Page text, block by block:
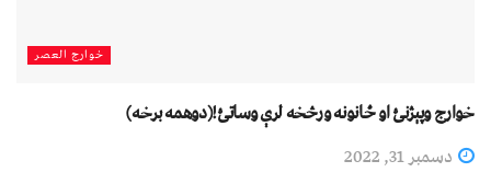
خوارج العصر
خوارج وپېژنئ او ځانونه ورڅخه ﻟﺮﯤ وﺳﺎﺗﺊ!(دوهمه برخه)
دسمبر 31, 2022